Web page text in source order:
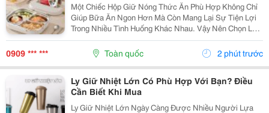
Một Chiếc Hộp Giữ Nóng Thức Ăn Phù Hợp Không Chỉ
Giúp Bữa Ăn Ngon Hơn Mà Còn Mang Lại Sự Tiện Lợi
Trong Nhiều Tình Huống Khác Nhau. Vậy Nên Chọn Loại
Nào Để Đáp Ứng Đúng Nhu Cầu Sử Dụng Hằng Ngày?
1. Những Trường Hợp Nên Sử Dụng Hộp Giữ Nóng
Thức...
0909 *** *** Toàn quốc 2 phút trước
Ly Giữ Nhiệt Lớn Có Phù Hợp Với Bạn? Điều
Cần Biết Khi Mua
Ly Giữ Nhiệt Lớn Ngày Càng Được Nhiều Người Lựa